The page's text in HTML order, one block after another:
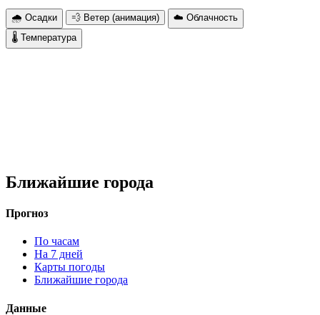
🌧 Осадки 💨 Ветер (анимация)
☁️ Облачность
🌡 Температура
Ближайшие города
Прогноз
По часам
На 7 дней
Карты погоды
Ближайшие города
Данные